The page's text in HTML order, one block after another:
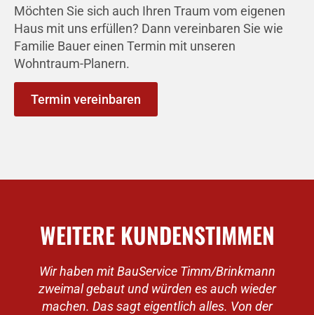
Möchten Sie sich auch Ihren Traum vom eigenen
Haus mit uns erfüllen? Dann vereinbaren Sie wie
Familie Bauer einen Termin mit unseren
Wohntraum-Planern.
Termin vereinbaren
WEITERE KUNDENSTIMMEN
Wir haben mit BauService Timm/Brinkmann
zweimal gebaut und würden es auch wieder
machen. Das sagt eigentlich alles. Von der